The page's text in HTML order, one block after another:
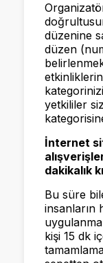
düzenine
düzen
yetkililer
İnternet
dakikalık
Bu süre
insanların
kişi 15 dk